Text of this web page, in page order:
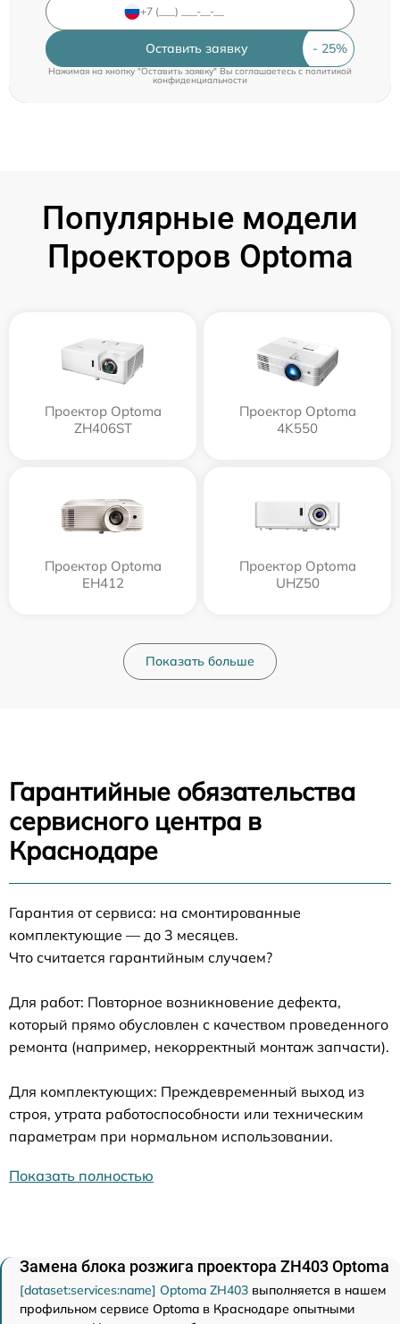
Оставить заявку
Нажимая на кнопку "Оставить заявку" Вы соглашаетесь cполитикой
конфиденциальности
Популярные модели
Проекторов Optoma
Проектор Optoma
ZH406ST
Проектор Optoma
4K550
Проектор Optoma
EH412
Проектор Optoma
UHZ50
Показать больше
Гарантийные обязательства
сервисного центра в
Краснодаре
Гарантия от сервиса: на смонтированные
комплектующие — до 3 месяцев.
Что считается гарантийным случаем?
Для работ: Повторное возникновение дефекта,
который прямо обусловлен с качеством проведенного
ремонта (например, некорректный монтаж запчасти).
Для комплектующих: Преждевременный выход из
строя, утрата работоспособности или техническим
параметрам при нормальном использовании.
Показать полностью
Замена блока розжига проектора ZH403 Optoma
[dataset:services:name] Optoma ZH403 выполняется в нашем
профильном сервисе Optoma в Краснодаре опытными